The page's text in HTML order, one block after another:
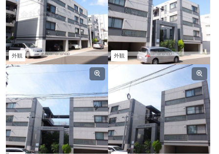
外観 外観